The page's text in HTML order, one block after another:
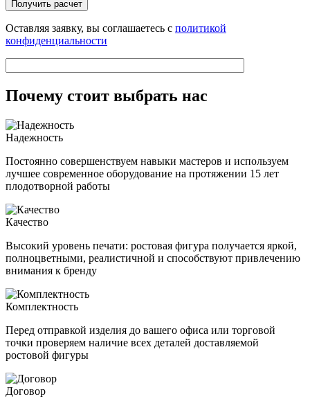
Оставляя заявку, вы соглашаетесь с политикой
конфиденциальности
Почему стоит выбрать нас
Надежность
Постоянно совершенствуем навыки мастеров и используем
лучшее современное оборудование на протяжении 15 лет
плодотворной работы
Качество
Высокий уровень печати: ростовая фигура получается яркой,
полноцветными, реалистичной и способствуют привлечению
внимания к бренду
Комплектность
Перед отправкой изделия до вашего офиса или торговой
точки проверяем наличие всех деталей доставляемой
ростовой фигуры
Договор